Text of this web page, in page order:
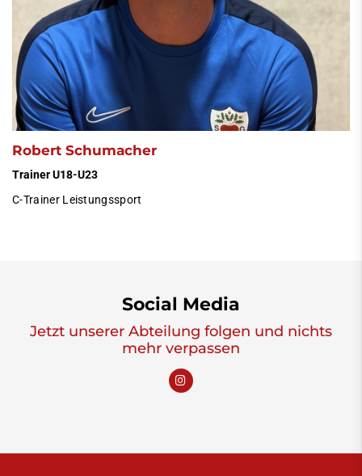
Robert Schumacher
Trainer U18-U23
C-Trainer Leistungssport
Social Media
Jetzt unserer Abteilung folgen und nichts
mehr verpassen